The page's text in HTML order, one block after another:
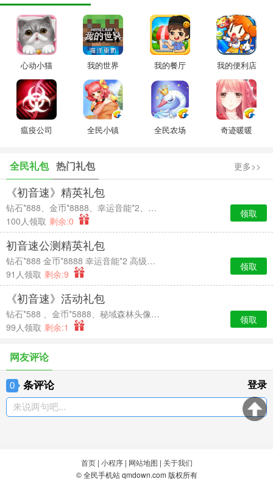
心动小猫 我的世界 我的餐厅 我的便利店
瘟疫公司 全民小镇 全民农场 奇迹暖暖
全民礼包 热门礼包 更多>>
《初音速》精英礼包
钻石*888、金币*8888、幸运音能*2、高级经验卡*2
100人领取 剩余:0
领取
初音速公测精英礼包
钻石*888 金币*8888 幸运音能*2 高级经验卡*2
91人领取 剩余:9
领取
《初音速》活动礼包
钻石*588 、金币*5888、秘域森林头像框*7天时效、中级经验卡*2
99人领取 剩余:1
领取
网友评论
0 条评论 登录
来说两句吧...
首页| 小程序| 网站地图 | 关于我们
© 全民手机站 qmdown.com 版权所有